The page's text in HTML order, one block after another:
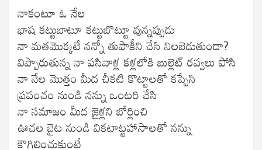
నాకంటూ ఓ నేల
భాష కట్టుబాటూ కట్టుబొట్టూ వున్నప్పుడు
నా మతమొక్కటే నన్నో తుపాకీని చేసి నిలబెడుతుందా?
విప్పారుతున్న నా పసివాళ్ల కళ్లలోకి బుల్లెట్ రవ్వలు పోసి
నా నేల మొత్తం మీద చీకటి కొట్టాలతో కప్పేసి
ప్రపంచం నుండి నన్ను ఒంటరి చేసి
నా సమాజం మీద జైళ్లని బోర్లించి
ఊచల బైట నుండి వికటాట్టహాసాలతో నన్ను
కౌగిలించుకుంటే